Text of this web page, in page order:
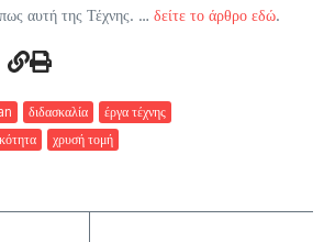
αυτή της Τέχνης. … δείτε το άρθρο εδώ.
διδασκαλία
έργα τέχνης
χρυσή τομή